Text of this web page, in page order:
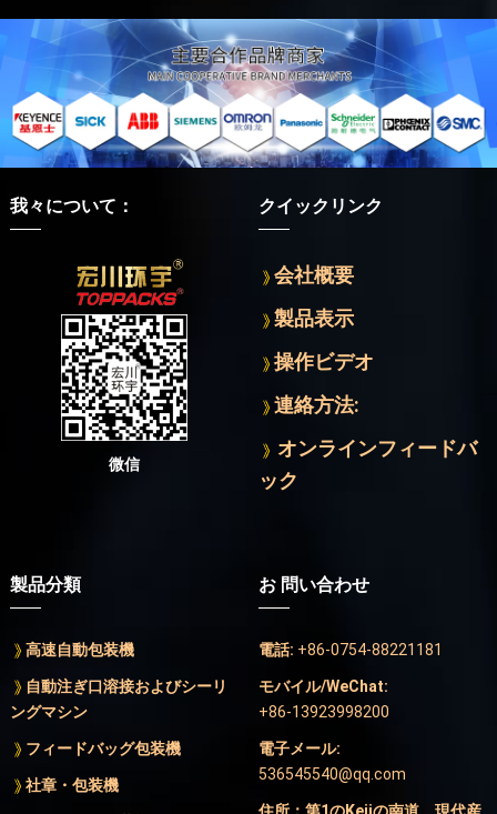
我々について：
微信
クイックリンク
会社概要
製品表示
操作ビデオ
連絡方法:
オンラインフィードバ
ック
製品分類
高速自動包装機
自動注ぎ口溶接およびシーリ
ングマシン
フィードバッグ包装機
社章・包装機
お 問い合わせ
電話: +86-0754-88221181
モバイル/WeChat:
+86-13923998200
電子メール:
536545540@qq.com
住所：第1のKejiの南道、現代産